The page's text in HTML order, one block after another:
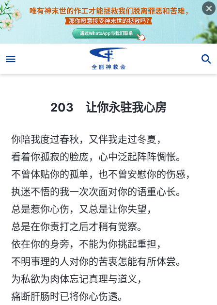
203 让你永驻我心房
你陪我度过春秋，又伴我走过冬夏，
看着你孤寂的脸庞，心中泛起阵阵惆怅。
不曾体贴你的孤单，也不曾安慰你的伤感，
执迷不悟的我一次次面对你的语重心长。
总是惹你心伤，又总是让你失望，
总是在你责打之后才稍有觉察。
依在你的身旁，不能为你挑起重担，
不明事理的人对你的苦衷怎能有所体尝。
为私欲为肉体忘记真理与道义，
痛断肝肠时已将你心伤透。